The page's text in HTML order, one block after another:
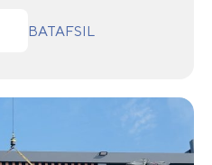
BATAFSIL